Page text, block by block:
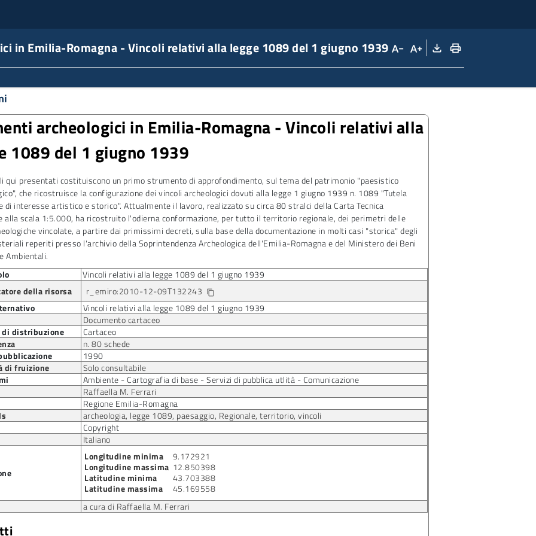
in Emilia-Romagna - Vincoli relativi alla legge 1089 del 1 giugno 1939 text_decrease text_increase file_download print
archeologici in Emilia-Romagna - Vincoli relativi alla
1089 del 1 giugno 1939
qui presentati costituiscono un primo strumento di approfondimento, sul tema del patrimonio "paesistico
che ricostruisce la configurazione dei vincoli archeologici dovuti alla legge 1 giugno 1939 n. 1089 "Tutela
di interesse artistico e storico". Attualmente il lavoro, realizzato su circa 80 stralci della Carta Tecnica
alla scala 1:5.000, ha ricostruito l'odierna conformazione, per tutto il territorio regionale, dei perimetri delle
vincolate, a partire dai primissimi decreti, sulla base della documentazione in molti casi "storica" degli
reperiti presso l'archivio della Soprintendenza Archeologica dell'Emilia-Romagna e del Ministero dei Beni
Ambientali.
Vincoli relativi alla legge 1089 del 1 giugno 1939
della risorsa
r_emiro:2010-12-09T132243 content_copy
Vincoli relativi alla legge 1089 del 1 giugno 1939
Documento cartaceo
di distribuzione
Cartaceo
n. 80 schede
1990
di fruizione
Solo consultabile
Ambiente - Cartografia di base - Servizi di pubblica utlità - Comunicazione
Raffaella M. Ferrari
Regione Emilia-Romagna
archeologia, legge 1089, paesaggio, Regionale, territorio, vincoli
Copyright
Italiano
Longitudine minima
9.172921
Longitudine massima 12.850398
Latitudine minima
43.703388
Latitudine massima
45.169558
a cura di Raffaella M. Ferrari